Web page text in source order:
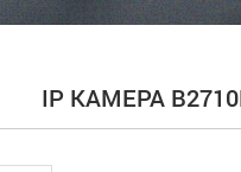
КАТАЛОГ
IP КАМЕРА